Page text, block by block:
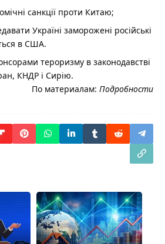
санкції проти Китаю;
Україні заморожені російські
в США.
тероризму в законодавстві
КНДР і Сирію.
По материалам: Подробности